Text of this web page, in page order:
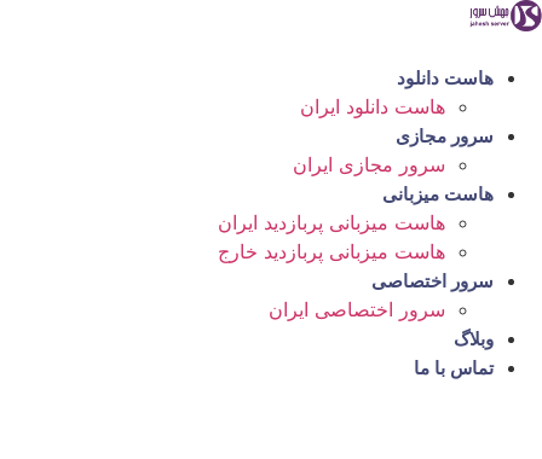
پرش
محتوا
هاست دانلود
هاست دانلود ایران
سرور مجازی
سرور مجازی ایران
هاست میزبانی
هاست میزبانی پربازدید ایران
هاست میزبانی پربازدید خارج
سرور اختصاصی
سرور اختصاصی ایران
وبلاگ
تماس با ما